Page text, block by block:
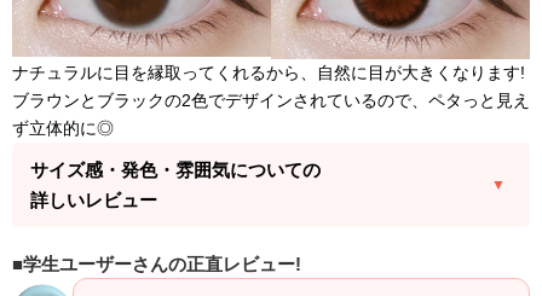
ナチュラルに目を縁取ってくれるから、自然に目が大きくなります!
ブラウンとブラックの2色でデザインされているので、ペタっと見え
ず立体的に◎
サイズ感・発色・雰囲気についての
詳しいレビュー
学生ユーザーさんの正直レビュー!